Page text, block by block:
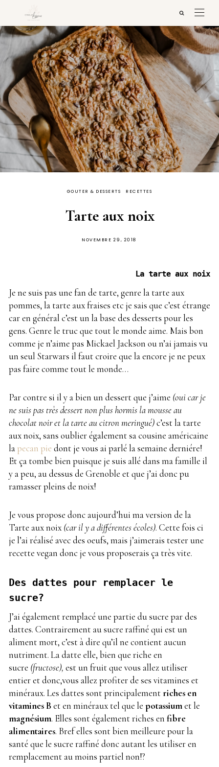
GOUTER & DESSERTS RECETTES
Tarte aux noix
PUBLIÉ
NOVEMBRE 29, 2018
La tarte aux noix
Je ne suis pas une fan de tarte, genre la tarte aux
pommes, la tarte aux fraises etc je sais que c’est étrange
car en général c’est un la base des desserts pour les
gens. Genre le truc que tout le monde aime. Mais bon
comme je n’aime pas Mickael Jackson ou n’ai jamais vu
un seul Starwars il faut croire que la encore je ne peux
pas faire comme tout le monde…
Par contre si il y a bien un dessert que j’aime (oui car je
ne suis pas très dessert non plus hormis la mousse au
chocolat noir et la tarte au citron meringué)c’est la tarte
aux noix, sans oublier également sa cousine américaine
lapecan pie dont je vous ai parlé la semaine derniére!
Et ça tombe bien puisque je suis allé dans ma famille il
y a peu, au dessus de Grenoble et que j’ai donc pu
ramasser pleins de noix!
Je vous propose donc aujourd’hui ma version de la
Tarte aux noix (car il y a différentes écoles). Cette fois ci
je l’ai réalisé avec des oeufs, mais j’aimerais tester une
recette vegan donc je vous proposerais ça très vite.
Des dattes pour remplacer le
sucre?
J’ai également remplacé une partie du sucre par des
dattes. Contrairement au sucre raffiné qui est un
aliment mort, c’est à dire qu’il ne contient aucun
nutriment. La datte elle, bien que riche en
sucre (fructose), est un fruit que vous allez utiliser
entier et donc,vous allez profiter de ses vitamines et
minéraux. Les dattes sont principalement riches en
vitamines B et en minéraux tel que le potassiumet le
magnésium. Elles sont également riches en fibre
alimentaires. Bref elles sont bien meilleure pour la
santé que le sucre raffiné donc autant les utiliser en
remplacement au moins partiel non!?